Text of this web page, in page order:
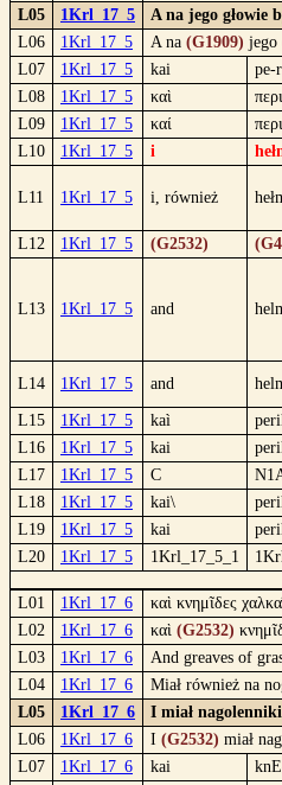
L05
1Krl_17_5
A na jego głowie
L06
1Krl_17_5 A na (G1909) jego
L07
1Krl_17_5 kai pe-
L08
1Krl_17_5 καὶ
L09
1Krl_17_5 καί
L10
1Krl_17_5 i
L11 1Krl_17_5 i, również
L12 1Krl_17_5 (G2532)
L13 1Krl_17_5 and
L14 1Krl_17_5 and
L15 1Krl_17_5 kaì
L16
1Krl_17_5 kai
L17
1Krl_17_5 C
L18
1Krl_17_5 kai\
L19
1Krl_17_5 kai
L20
1Krl_17_5 1Krl_17_5_1
L01 1Krl_17_6
καὶ κνημῖδες
L02
1Krl_17_6 καὶ (G2532)
L03
1Krl_17_6
And greaves of
L04
1Krl_17_6
Miał również na
L05
1Krl_17_6
I miał
L06
1Krl_17_6 I (G2532) miał
L07
1Krl_17_6 kai